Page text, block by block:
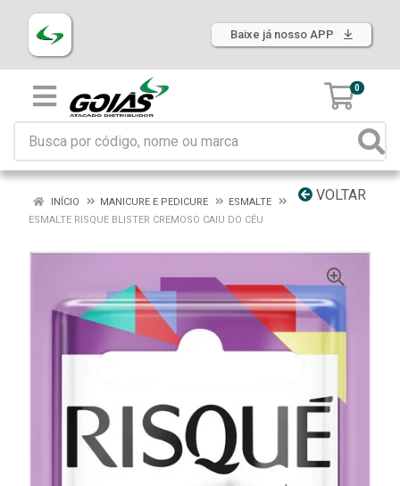
Baixe já nosso APP
0
VOLTAR
INÍCIO MANICURE E PEDICURE
ESMALTE
ESMALTE RISQUE BLISTER CREMOSO CAIU DO CÉU